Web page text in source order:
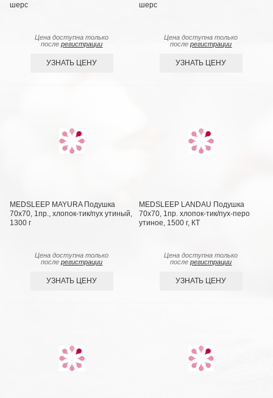
шерс
Цена доступна только
послерегистрации
УЗНАТЬ ЦЕНУ
шерс
Цена доступна только
послерегистрации
УЗНАТЬ ЦЕНУ
MEDSLEEP MAYURA Подушка
70х70, 1пр., хлопок-тик/пух утиный,
1300 г
Цена доступна только
послерегистрации
УЗНАТЬ ЦЕНУ
MEDSLEEP LANDAU Подушка
70х70, 1пр. хлопок-тик/пух-перо
утиное, 1500 г, КТ
Цена доступна только
послерегистрации
УЗНАТЬ ЦЕНУ